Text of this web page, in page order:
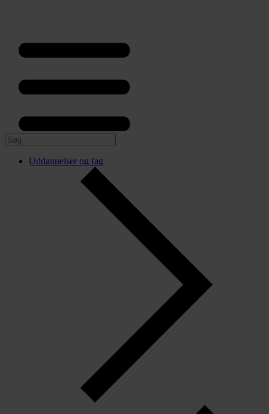
Uddannelser og fag